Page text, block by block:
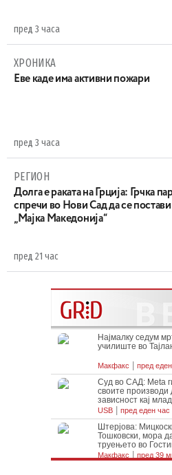
пред 3 часа
ХРОНИКА
Eве каде има активни пожари
пред 3 часа
РЕГИОН
Долга е раката на Грција: Грчка
спречи во Нови Сад да се
„Мајка Македонија“
пред 21 час